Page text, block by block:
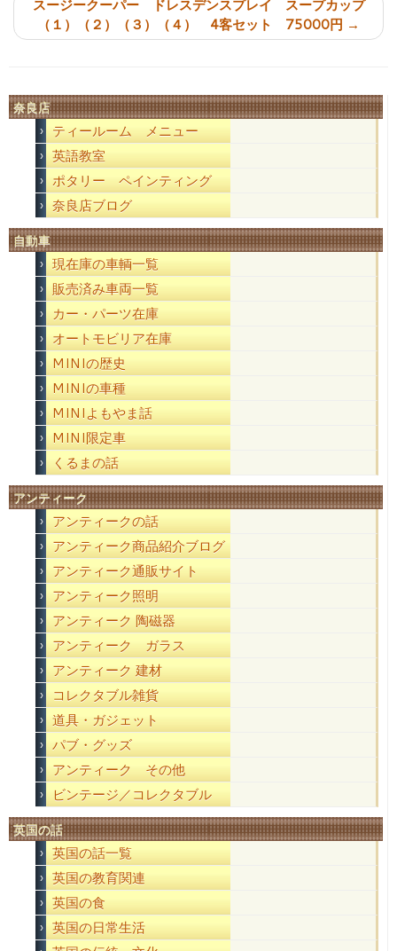
スージークーパー ドレスデンスプレイ スープカップ
（１）（２）（３）（４） 4客セット 75000円 →
奈良店
ティールーム メニュー
英語教室
ポタリー ペインティング
奈良店ブログ
自動車
現在庫の車輌一覧
販売済み車両一覧
カー・パーツ在庫
オートモビリア在庫
MINIの歴史
MINIの車種
MINIよもやま話
MINI限定車
くるまの話
アンティーク
アンティークの話
アンティーク商品紹介ブログ
アンティーク通販サイト
アンティーク照明
アンティーク 陶磁器
アンティーク ガラス
アンティーク 建材
コレクタブル雑貨
道具・ガジェット
パブ・グッズ
アンティーク その他
ビンテージ／コレクタブル
英国の話
英国の話一覧
英国の教育関連
英国の食
英国の日常生活